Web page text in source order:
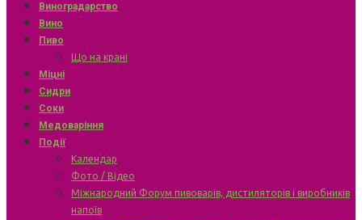
Виноградарство
Вино
Пиво
Що на крані
Міцні
Сидри
Соки
Медоваріння
Події
Календар
Фото / Відео
Міжнародний Форум пивоварів, дистиляторів і виробників
напоїв